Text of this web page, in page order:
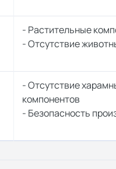
- Растительные
- Отсутствие
- Отсутствие
компонентов
- Безопасность